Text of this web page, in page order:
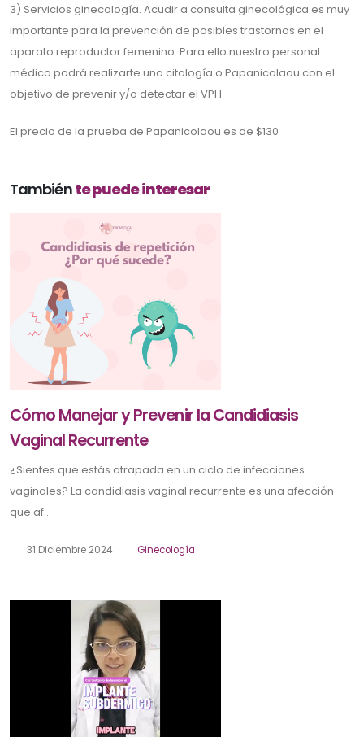
3) Servicios ginecología. Acudir a consulta ginecológica es muy
importante para la prevención de posibles trastornos en el
aparato reproductor femenino. Para ello nuestro personal
médico podrá realizarte una citología o Papanicolaou con el
objetivo de prevenir y/o detectar el VPH.
El precio de la prueba de Papanicolaou es de $130
Tambiénte puede interesar
Cómo Manejar y Prevenir la Candidiasis
Vaginal Recurrente
¿Sientes que estás atrapada en un ciclo de infecciones
vaginales? La candidiasis vaginal recurrente es una afección
que af...
31 Diciembre 2024 Ginecología